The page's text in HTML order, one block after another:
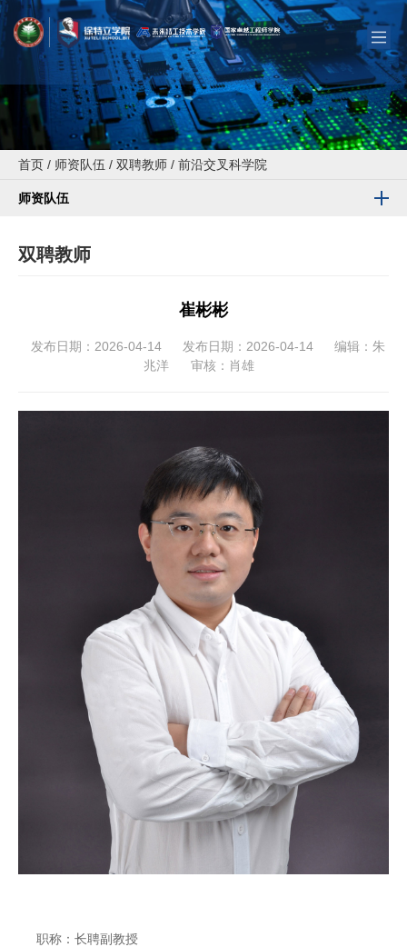
首页 / 师资队伍 / 双聘教师 / 前沿交叉科学院
师资队伍
双聘教师
崔彬彬
发布日期：2026-04-14 发布日期：2026-04-14
编辑：朱
兆洋
审核：肖雄
职称：长聘副教授